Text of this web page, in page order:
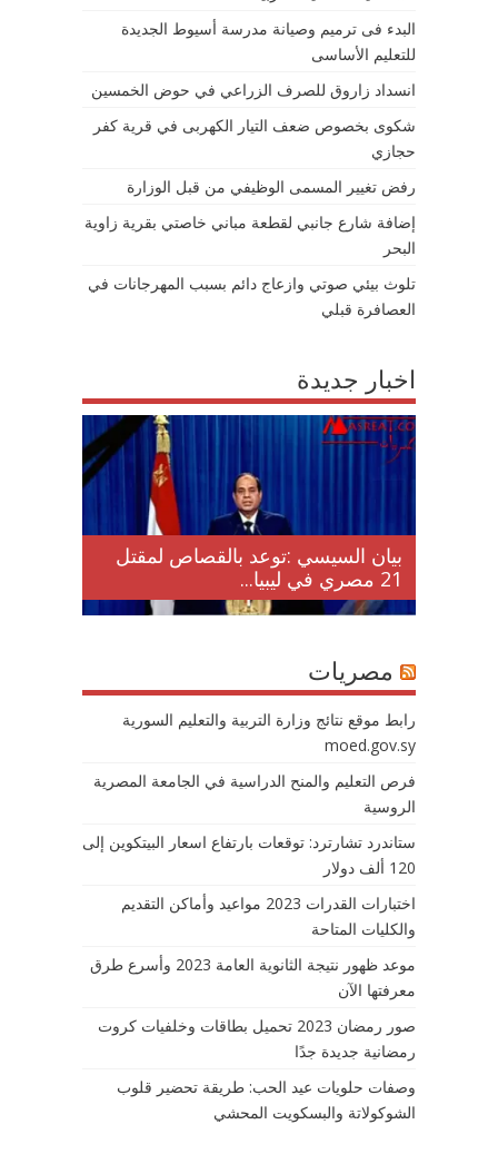
البدء فى ترميم وصيانة مدرسة أسيوط الجديدة
للتعليم الأساسى
انسداد زاروق للصرف الزراعي في حوض الخمسين
شكوى بخصوص ضعف التيار الكهربى في قرية كفر
حجازي
رفض تغيير المسمى الوظيفي من قبل الوزارة
إضافة شارع جانبي لقطعة مباني خاصتي بقرية زاوية
البحر
تلوث بيئي صوتي وازعاج دائم بسبب المهرجانات في
العصافرة قبلي
اخبار جديدة
بيان السيسي :توعد بالقصاص لمقتل
21 مصري في ليبيا...
مصريات
رابط موقع نتائج وزارة التربية والتعليم السورية
moed.gov.sy
فرص التعليم والمنح الدراسية في الجامعة المصرية
الروسية
ستاندرد تشارترد: توقعات بارتفاع اسعار البيتكوين إلى
120 ألف دولار
اختبارات القدرات 2023 مواعيد وأماكن التقديم
والكليات المتاحة
موعد ظهور نتيجة الثانوية العامة 2023 وأسرع طرق
معرفتها الآن
صور رمضان 2023 تحميل بطاقات وخلفيات كروت
رمضانية جديدة جدًا
وصفات حلويات عيد الحب: طريقة تحضير قلوب
الشوكولاتة والبسكويت المحشي